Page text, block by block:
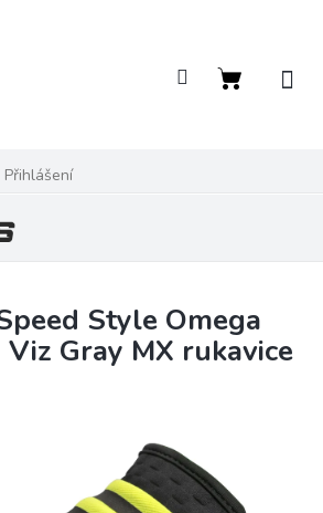
Přihlášení
Nákupní
Style Omega
Gray MX rukavice